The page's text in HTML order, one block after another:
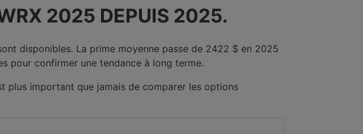
2025 DEPUIS 2025.
disponibles. La prime moyenne passe de 2422 $ en 2025
pour confirmer une tendance à long terme.
plus important que jamais de comparer les options